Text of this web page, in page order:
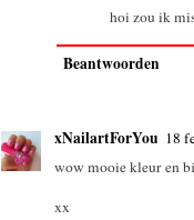
hoi zou ik
Beantwoorden
xNailartForYou 18
wow mooie kleur en
xx